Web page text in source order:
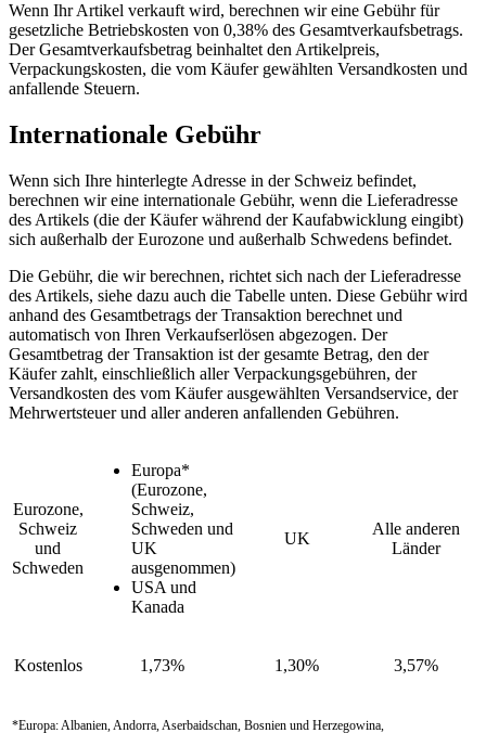
Wenn Ihr Artikel verkauft wird, berechnen wir eine Gebühr für
gesetzliche Betriebskosten von 0,38% des Gesamtverkaufsbetrags.
Der Gesamtverkaufsbetrag beinhaltet den Artikelpreis,
Verpackungskosten, die vom Käufer gewählten Versandkosten und
anfallende Steuern.
Internationale Gebühr
Wenn sich Ihre hinterlegte Adresse in der Schweiz befindet,
berechnen wir eine internationale Gebühr, wenn die Lieferadresse
des Artikels (die der Käufer während der Kaufabwicklung eingibt)
sich außerhalb der Eurozone und außerhalb Schwedens befindet.
Die Gebühr, die wir berechnen, richtet sich nach der Lieferadresse
des Artikels, siehe dazu auch die Tabelle unten. Diese Gebühr wird
anhand des Gesamtbetrags der Transaktion berechnet und
automatisch von Ihren Verkaufserlösen abgezogen. Der
Gesamtbetrag der Transaktion ist der gesamte Betrag, den der
Käufer zahlt, einschließlich aller Verpackungsgebühren, der
Versandkosten des vom Käufer ausgewählten Versandservice, der
Mehrwertsteuer und aller anderen anfallenden Gebühren.
Eurozone,
Schweiz
und
Schweden
Europa*
(Eurozone,
Schweiz,
Schweden und
UK
ausgenommen)
USA und
Kanada
UK
Alle anderen
Länder
Kostenlos 1,73% 1,30% 3,57%
*Europa: Albanien, Andorra, Aserbaidschan, Bosnien und Herzegowina,